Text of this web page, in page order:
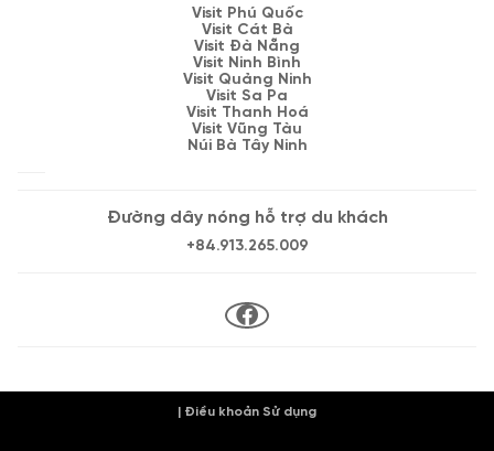
Visit Phú Quốc
Visit Cát Bà
Visit Đà Nẵng
Visit Ninh Bình
Visit Quảng Ninh
Visit Sa Pa
Visit Thanh Hoá
Visit Vũng Tàu
Núi Bà Tây Ninh
Đường dây nóng hỗ trợ du khách
+84.913.265.009
| Điều khoản Sử dụng